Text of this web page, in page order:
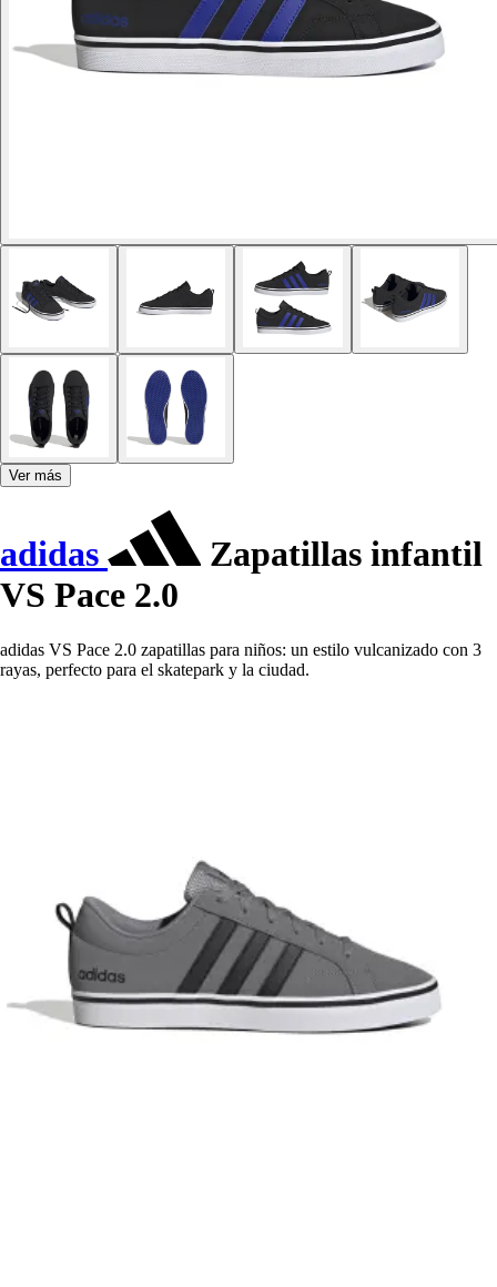
Ver más
adidas
Zapatillas infantil
VS Pace 2.0
adidas VS Pace 2.0 zapatillas para niños: un estilo vulcanizado con 3
rayas, perfecto para el skatepark y la ciudad.